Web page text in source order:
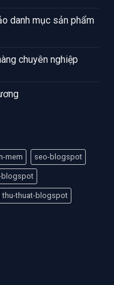
danh mục sản phẩm
chuyên nghiệp
mem seo-blogspot
blogspot
thu-thuat-blogspot